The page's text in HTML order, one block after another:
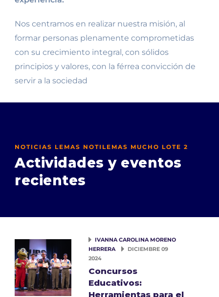
Nos centramos en realizar nuestra misión, al
formar personas plenamente comprometidas
con su crecimiento integral, con sólidos
principios y valores, con la férrea convicción de
servir a la sociedad
NOTICIAS LEMAS NOTILEMAS MUCHO LOTE 2
Actividades y eventos
recientes
IVANNA CAROLINA MORENO
HERRERA
DICIEMBRE 09
2024
Concursos
Educativos:
Herramientas para el